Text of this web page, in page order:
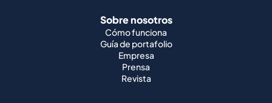
Sobre nosotros
Cómo funciona
Guía de portafolio
Empresa
Prensa
Revista